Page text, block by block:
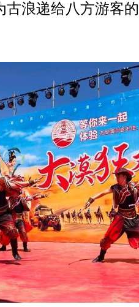
古浪递给八方游客